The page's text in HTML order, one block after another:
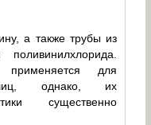
а также трубы из
для
однако, их
существенно